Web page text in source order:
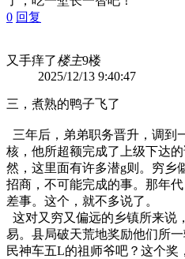
0 回复
又手痒了楼主9楼
2025/12/13 9:40:47
三，煮熟的鸭子飞了
三年后，弟弟职务晋升，调到
核，他所超额完成了上级下达
然，这里面有许多潜g则。穷乡
招商，不可能完成的事。那年
差事。这个，就不多说了。
这对又穷又偏远的乡镇所来说
易。县局破天荒地奖励他们所
民神车五L的祖师爷吧？这个奖